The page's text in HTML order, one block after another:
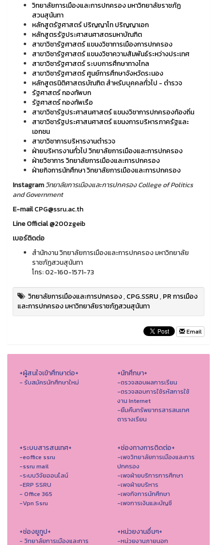
วิทยาลัยการเมืองและการปกครอง มหาวิทยาลัยราชภัฏ
สวนสุนันทา
หลักสูตรัฐศาสตร์ ปริญญาโท ปริญญาเอก
หลักสูตรรัฐประศาสนศาสตรมหาบัณฑิต
สาขาวิชารัฐศาสตร์ แขนงวิชาการเมืองการปกครอง
สาขาวิชารัฐศาสตร์ แขนงวิชาความสัมพันธ์ระหว่างประเทศ
สาขาวิชารัฐศาสตร์ ระบบการศึกษาทางไกล
สาขาวิชารัฐศาสตร์ ศูนย์การศึกษาจังหวัดระนอง
หลักสูตรนิติศาสตรบัณฑิต สำหรับบุคคลทั่วไป - ตำรวจ
รัฐศาสตร์ กองทัพบก
รัฐศาสตร์ กองทัพเรือ
สาขาวิชารัฐประศาสนศาสตร์ แขนงวิชาการปกครองท้องถิ่น
สาขาวิชารัฐประศาสนศาสตร์ แขนงการบริหารภาครัฐและ
เอกชน
สาขาวิชาการบริหารงานตำรวจ
ฝ่ายบริหารงานทั่วไป วิทยาลัยการเมืองและการปกครอง
ฝ่ายวิชาการ วิทยาลัยการเมืองและการปกครอง
ฝ่ายกิจการนักศึกษา วิทยาลัยการเมืองและการปกครอง
Instagramวิทยาลัยการเมืองและการปกครอง College of Politics
and Government
E-mailCPG@ssru.ac.th
Line Official@200zgeib
เบอร์ติดต่อ
สำนักงาน วิทยาลัยการเมืองและการปกครอง มหาวิทยาลัย
ราชภัฏสวนสุนันทา
โทร: 02-160-1571-73
วิทยาลัยการเมืองและการปกครอง,CPG.SSRU,PR การเมือง
และการปกครอง มหาวิทยาลัยราชภัฏสวนสุนันทา
Email
+ผู้สนใจเข้าศึกษาต่อ+
- รับสมัครนักศึกษาใหม่
+นักศึกษา+
-ตรวจสอบผลการเรียน
-ตรวจสอบการใช้รหัสการใช้
งาน Internet
-ยืมคืนทรัพยากรสารสนเทศ
ตารางเรียน
+ระบบสารสนเทศ+
-eoffice ssru
-ssru mail
-ระบบวิจัยออนไลน์
-ERP SSRU
- Office 365
-Vpn Ssru
+ช่องทางการติดต่อ+
-เพจวิทยาลัยการเมืองและการ
ปกครอง
-เพจฝ่ายบริการการศึกษา
-เพจฝ่ายบริหาร
-เพจกิจการนักศึกษา
-เพจการเงินและบัญชี
+ช่องยูทูป+
- วิทยาลัยการเมืองและการ
+หน่วยงานอื่นๆ+
-หน่วยงานภายนอก